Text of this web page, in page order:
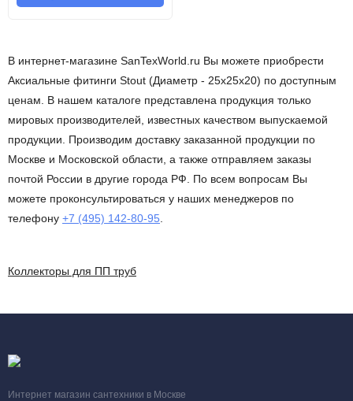
В интернет-магазине SanTexWorld.ru Вы можете приобрести
Аксиальные фитинги Stout (Диаметр - 25х25х20) по доступным
ценам. В нашем каталоге представлена продукция только
мировых производителей, известных качеством выпускаемой
продукции. Производим доставку заказанной продукции по
Москве и Московской области, а также отправляем заказы
почтой России в другие города РФ. По всем вопросам Вы
можете проконсультироваться у наших менеджеров по
телефону +7 (495) 142-80-95
Коллекторы для ПП труб
Интернет магазин сантехники в Москве